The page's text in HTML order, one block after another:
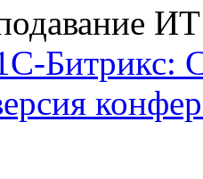
Битрикс: